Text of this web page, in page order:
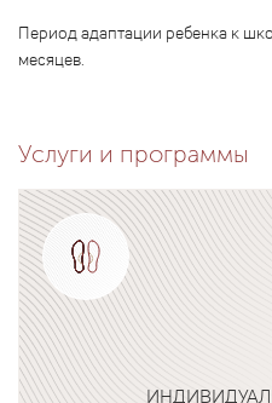
Период адаптации ребенка к
месяцев.
Услуги и программы